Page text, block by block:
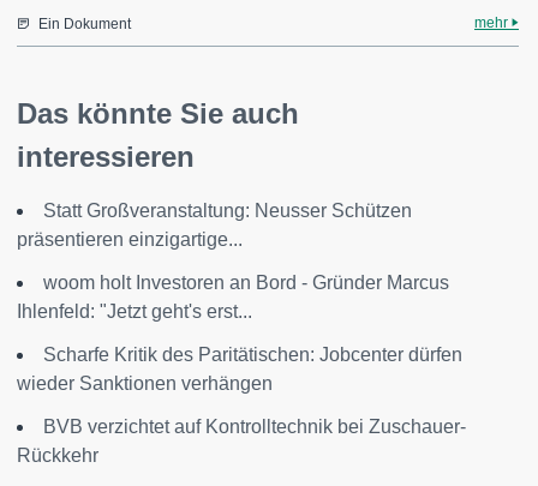
Ein Dokument mehr
Das könnte Sie auch
interessieren
Statt Großveranstaltung: Neusser Schützen
präsentieren einzigartige...
woom holt Investoren an Bord - Gründer Marcus
Ihlenfeld: "Jetzt geht's erst...
Scharfe Kritik des Paritätischen: Jobcenter dürfen
wieder Sanktionen verhängen
BVB verzichtet auf Kontrolltechnik bei Zuschauer-
Rückkehr